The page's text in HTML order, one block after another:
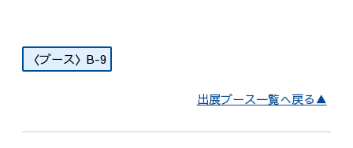
B-9
出展ブース一覧へ戻る▲